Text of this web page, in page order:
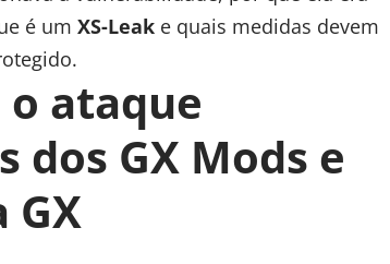
é um XS-Leak e quais medidas devem
ataque
GX Mods e
GX